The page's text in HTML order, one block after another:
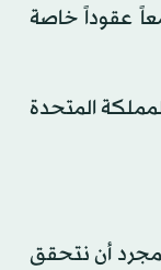
عقوداً خاصة
المتحدة
أن نتحقق